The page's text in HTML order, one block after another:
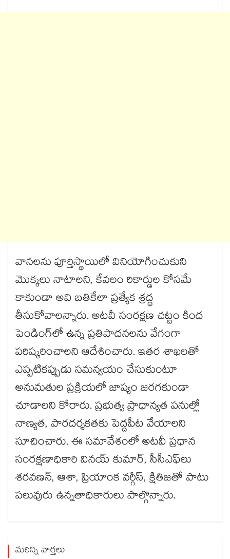
వానలను పూర్తిస్థాయిలో వినియోగించుకుని
మొక్కలు నాటాలని, కేవలం రికార్డుల కోసమే
కాకుండా అవి బతికేలా ప్రత్యేక శ్రద్ధ
తీసుకోవాలన్నారు. అటవీ సంరక్షణ చట్టం కింద
పెండింగ్‌‌‌‌లో ఉన్న ప్రతిపాదనలను వేగంగా
పరిష్కరించాలని ఆదేశించారు. ఇతర శాఖలతో
ఎప్పటికప్పుడు సమన్వయం చేసుకుంటూ
అనుమతుల ప్రక్రియలో జాప్యం జరగకుండా
చూడాలని కోరారు. ప్రభుత్వ ప్రాధాన్యత పనుల్లో
నాణ్యత, పారదర్శకతకు పెద్దపీట వేయాలని
సూచించారు. ఈ సమావేశంలో అటవీ ప్రధాన
సంరక్షణాధికారి వినయ్ కుమార్, సీసీఎఫ్‌‌‌‌లు
శరవణన్, ఆశా, ప్రియాంక వర్గీస్, క్షితిజతో పాటు
పలువురు ఉన్నతాధికారులు పాల్గొన్నారు.
మరిన్ని వార్తలు